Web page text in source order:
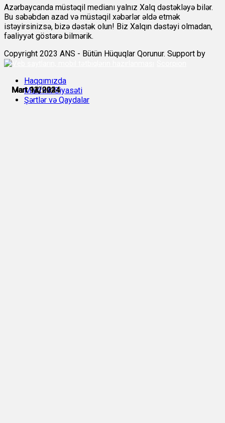
Mart 9, 2024
Mart 12, 2024
Mart 13, 2024
Mart 13, 2024
Mart 14, 2024
Mart 14, 2024
Azərbaycanda müstəqil medianı yalnız Xalq dəstəkləyə bilər.
Bu səbəbdən azad və müstəqil xəbərlər əldə etmək
istəyirsinizsə, bizə dəstək olun! Biz Xalqın dəstəyi olmadan,
fəaliyyət göstərə bilmərik.
Copyright 2023 ANS - Bütün Hüquqlar Qorunur. Support by
Haqqımızda
Məxfilik Siyasəti
Şərtlər və Qaydalar